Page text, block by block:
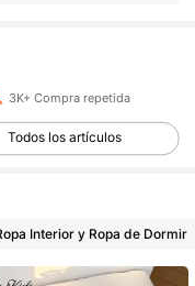
3K+ Compra repetida
Todos los artículos
Interior y Ropa de Dormir